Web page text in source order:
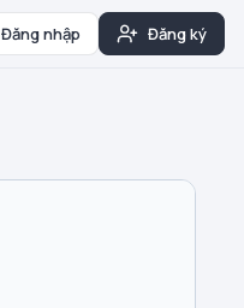
Đăng nhập Đăng ký